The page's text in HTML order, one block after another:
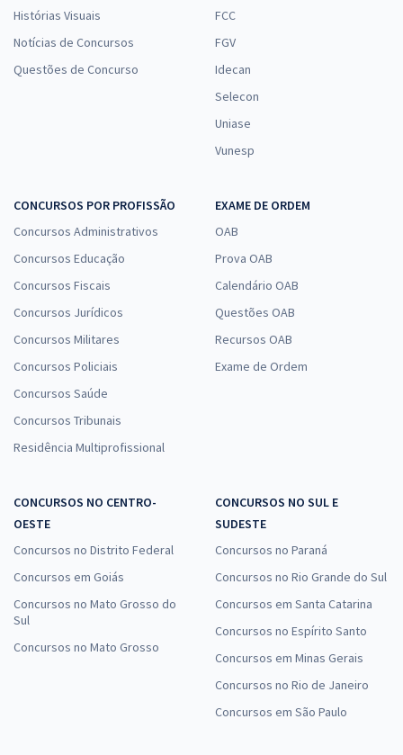
Histórias Visuais
Notícias de Concursos
Questões de Concurso
FCC
FGV
Idecan
Selecon
Uniase
Vunesp
CONCURSOS POR PROFISSÃO
Concursos Administrativos
Concursos Educação
Concursos Fiscais
Concursos Jurídicos
Concursos Militares
Concursos Policiais
Concursos Saúde
Concursos Tribunais
Residência Multiprofissional
EXAME DE ORDEM
OAB
Prova OAB
Calendário OAB
Questões OAB
Recursos OAB
Exame de Ordem
CONCURSOS NO CENTRO-
OESTE
Concursos no Distrito Federal
Concursos em Goiás
Concursos no Mato Grosso do
Sul
Concursos no Mato Grosso
CONCURSOS NO SUL E
SUDESTE
Concursos no Paraná
Concursos no Rio Grande do Sul
Concursos em Santa Catarina
Concursos no Espírito Santo
Concursos em Minas Gerais
Concursos no Rio de Janeiro
Concursos em São Paulo